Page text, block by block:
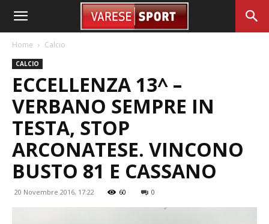
Home Calcio
CALCIO
ECCELLENZA 13^ –
VERBANO SEMPRE IN
TESTA, STOP
ARCONATESE. VINCONO
BUSTO 81 E CASSANO
20 Novembre 2016, 17:22 60 0